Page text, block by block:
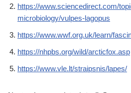
https://www.sciencedirect.com/
microbiology/vulpes-lagopus
https://www.wwf.org.uk/learn/
https://nhpbs.org/wild/arcticfox.asp
https://www.vle.lt/straipsnis/lapes/